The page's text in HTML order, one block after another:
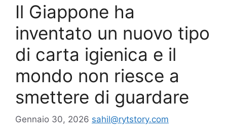
Il Giappone ha
inventato un nuovo tipo
di carta igienica e il
mondo non riesce a
smettere di guardare
Gennaio 30, 2026 sahil@rytstory.com